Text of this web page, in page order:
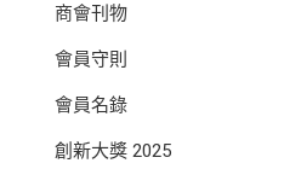
商會刊物
會員守則
會員名錄
創新大獎 2025